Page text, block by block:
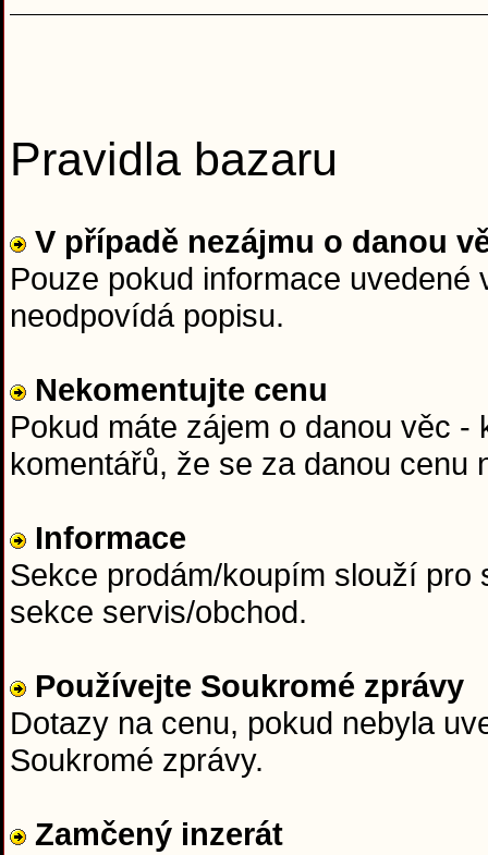
Pravidla bazaru
V případě nezájmu o danou
Pouze pokud informace
neodpovídá popisu.
Nekomentujte cenu
Pokud máte zájem o danou věc
komentářů, že se za danou
Informace
Sekce prodám/koupím slouží pro
sekce servis/obchod.
Používejte Soukromé zprávy
Dotazy na cenu, pokud nebyla
Soukromé zprávy.
Zamčený inzerát